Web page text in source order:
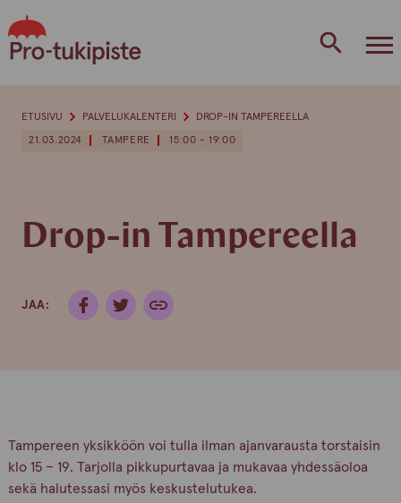
to
content
21.03.2024 TAMPERE 15:00 - 19:00
Drop-in Tampereella
JAA:
ETUSIVU PALVELUKALENTERI DROP-IN TAMPEREELLA
Tampereen yksikköön voi tulla ilman ajanvarausta torstaisin
klo 15 – 19. Tarjolla pikkupurtavaa ja mukavaa yhdessäoloa
sekä halutessasi myös keskustelutukea.